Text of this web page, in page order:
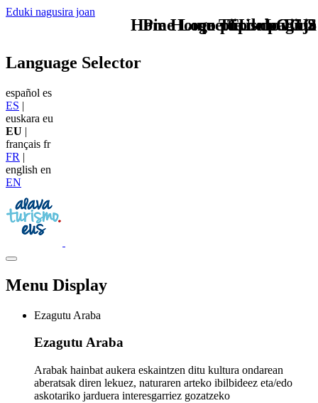
Eduki nagusira joan
TU - LOGO
Language Selector
español es
ES |
euskara eu
EU |
français fr
FR |
english en
EN
Menu Display
Ezagutu Araba
Ezagutu Araba
Arabak hainbat aukera eskaintzen ditu kultura ondarean
aberatsak diren lekuez, naturaren arteko ibilbideez eta/edo
askotariko jarduera interesgarriez gozatzeko
que tipo de viaje
Home Logo pie de página
Pie Home Turismo EUS